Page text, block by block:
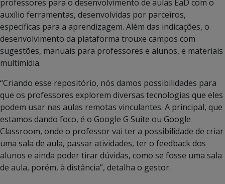
professores para o desenvolvimento de aulas EaD com o
auxílio ferramentas, desenvolvidas por parceiros,
específicas para a aprendizagem. Além das indicações, o
desenvolvimento da plataforma trouxe campos com
sugestões, manuais para professores e alunos, e materiais
multimídia.
“Criando esse repositório, nós damos possibilidades para
que os professores explorem diversas tecnologias que eles
podem usar nas aulas remotas vinculantes. A principal, que
estamos dando foco, é o Google G Suite ou Google
Classroom, onde o professor vai ter a possibilidade de criar
uma sala de aula, passar atividades, ter o feedback dos
alunos e ainda poder tirar dúvidas, como se fosse uma sala
de aula, porém, à distância”, detalha o gestor.